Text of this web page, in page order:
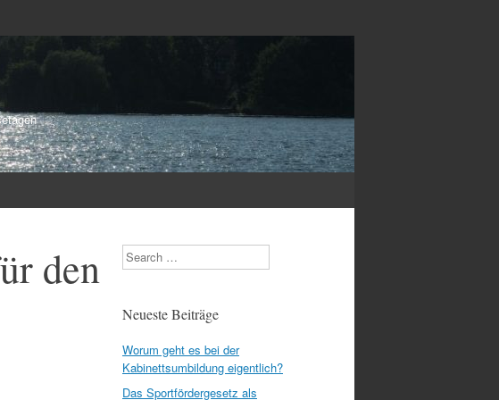
den
Search
Neueste Beiträge
Worum geht es bei der
Kabinettsumbildung eigentlich?
Das Sportfördergesetz als